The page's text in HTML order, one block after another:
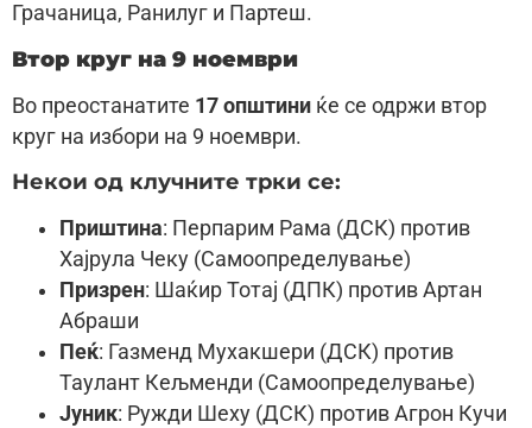
Грачаница, Ранилуг и Партеш.
Втор круг на 9 ноември
Во преостанатите 17 општини ќе се одржи втор
круг на избори на 9 ноември.
Некои од клучните трки се:
Приштина: Перпарим Рама (ДСК) против
Хајрула Чеку (Самоопределување)
Призрен: Шаќир Тотај (ДПК) против Артан
Абраши
Пеќ: Газменд Мухакшери (ДСК) против
Таулант Кељменди (Самоопределување)
Јуник: Ружди Шеху (ДСК) против Агрон Кучи